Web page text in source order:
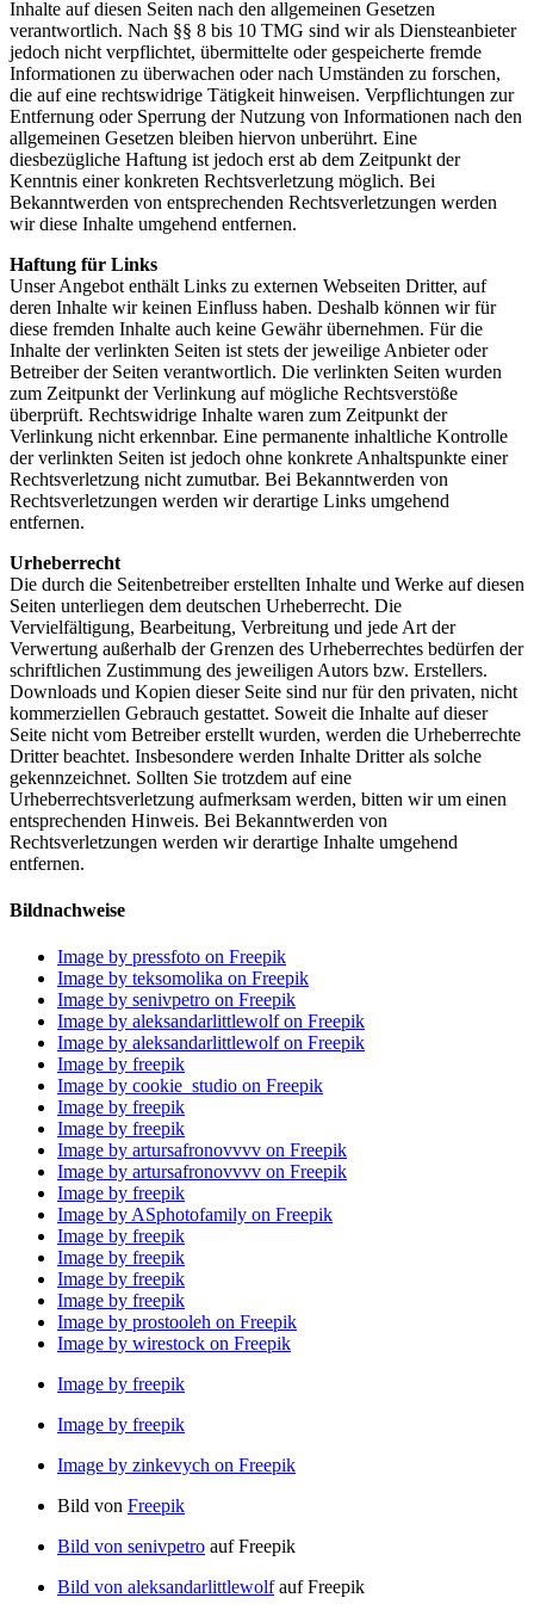
Inhalte auf diesen Seiten nach den allgemeinen Gesetzen
verantwortlich. Nach §§ 8 bis 10 TMG sind wir als Diensteanbieter
jedoch nicht verpflichtet, übermittelte oder gespeicherte fremde
Informationen zu überwachen oder nach Umständen zu forschen,
die auf eine rechtswidrige Tätigkeit hinweisen. Verpflichtungen zur
Entfernung oder Sperrung der Nutzung von Informationen nach den
allgemeinen Gesetzen bleiben hiervon unberührt. Eine
diesbezügliche Haftung ist jedoch erst ab dem Zeitpunkt der
Kenntnis einer konkreten Rechtsverletzung möglich. Bei
Bekanntwerden von entsprechenden Rechtsverletzungen werden
wir diese Inhalte umgehend entfernen.
Haftung für Links
Unser Angebot enthält Links zu externen Webseiten Dritter, auf
deren Inhalte wir keinen Einfluss haben. Deshalb können wir für
diese fremden Inhalte auch keine Gewähr übernehmen. Für die
Inhalte der verlinkten Seiten ist stets der jeweilige Anbieter oder
Betreiber der Seiten verantwortlich. Die verlinkten Seiten wurden
zum Zeitpunkt der Verlinkung auf mögliche Rechtsverstöße
überprüft. Rechtswidrige Inhalte waren zum Zeitpunkt der
Verlinkung nicht erkennbar. Eine permanente inhaltliche Kontrolle
der verlinkten Seiten ist jedoch ohne konkrete Anhaltspunkte einer
Rechtsverletzung nicht zumutbar. Bei Bekanntwerden von
Rechtsverletzungen werden wir derartige Links umgehend
entfernen.
Urheberrecht
Die durch die Seitenbetreiber erstellten Inhalte und Werke auf diesen
Seiten unterliegen dem deutschen Urheberrecht. Die
Vervielfältigung, Bearbeitung, Verbreitung und jede Art der
Verwertung außerhalb der Grenzen des Urheberrechtes bedürfen der
schriftlichen Zustimmung des jeweiligen Autors bzw. Erstellers.
Downloads und Kopien dieser Seite sind nur für den privaten, nicht
kommerziellen Gebrauch gestattet. Soweit die Inhalte auf dieser
Seite nicht vom Betreiber erstellt wurden, werden die Urheberrechte
Dritter beachtet. Insbesondere werden Inhalte Dritter als solche
gekennzeichnet. Sollten Sie trotzdem auf eine
Urheberrechtsverletzung aufmerksam werden, bitten wir um einen
entsprechenden Hinweis. Bei Bekanntwerden von
Rechtsverletzungen werden wir derartige Inhalte umgehend
entfernen.
Bildnachweise
Image by pressfoto on Freepik
Image by teksomolika on Freepik
Image by senivpetro on Freepik
Image by aleksandarlittlewolf on Freepik
Image by aleksandarlittlewolf on Freepik
Image by freepik
Image by cookie_studio on Freepik
Image by freepik
Image by freepik
Image by artursafronovvvv on Freepik
Image by artursafronovvvv on Freepik
Image by freepik
Image by ASphotofamily on Freepik
Image by freepik
Image by freepik
Image by freepik
Image by freepik
Image by prostooleh on Freepik
Image by wirestock on Freepik
Image by freepik
Image by freepik
Image by zinkevych on Freepik
Bild von Freepik
Bild von senivpetro auf Freepik
Bild von aleksandarlittlewolfauf Freepik